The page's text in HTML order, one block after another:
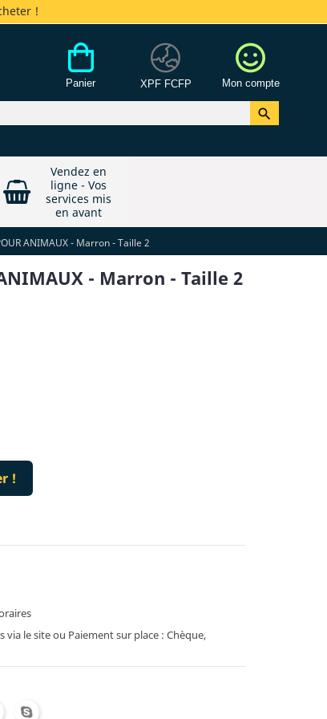
!
Panier XPF FCFP Mon compte

Vendez en
ligne - Vos
services mis
en avant
ANIMAUX - Marron - Taille 2
- Marron - Taille 2
!
via le site ou Paiement sur place : Chèque,